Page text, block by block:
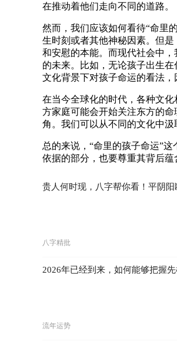
在推动着他们走向不同的道路。
然而，我们应该如何看待“命里
生时刻或者其他神秘因素。但
和安慰的本能。而现代社会中
的未来。比如，无论孩子出生
文化背景下对孩子命运的看法
在当今全球化的时代，各种文
方家庭可能会开始关注东方的
角。我们可以从不同的文化中汲
总的来说，“命里的孩子命运”
依据的部分，也要尊重其背后
贵人何时现，八字帮你看！平阴
八字精批
2026年已经到来，如何能够把握
流年运势